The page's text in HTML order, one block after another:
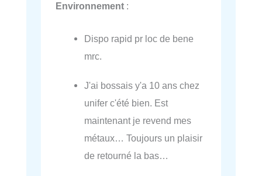
Environnement :
Dispo rapid pr loc de bene
mrc.
J'ai bossais y'a 10 ans chez
unifer c'été bien. Est
maintenant je revend mes
métaux… Toujours un plaisir
de retourné la bas…